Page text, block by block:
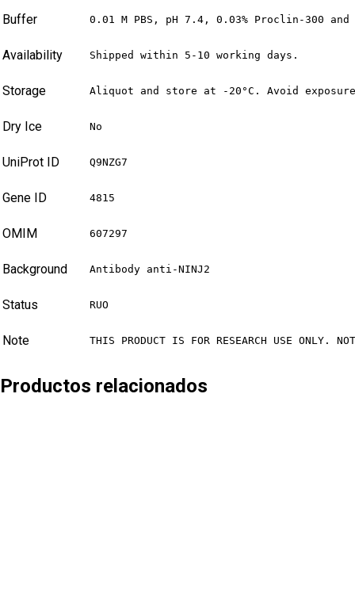
Buffer 0.01 M PBS, pH 7.4, 0.03% Proclin-300 and
Availability Shipped within 5-10 working days.
Storage Aliquot and store at -20°C. Avoid
Dry Ice No
UniProt ID Q9NZG7
Gene ID 4815
OMIM 607297
Background Antibody anti-NINJ2
Status RUO
Note THIS PRODUCT IS FOR RESEARCH USE ONLY.
Productos relacionados